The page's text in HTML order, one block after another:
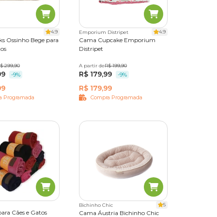
um
4.9
Ossinho Bege para
G299,90
-9%
Programada
Emporium Distripet 4.9
Cama Cupcake Emporium
Distripet
P M G
A partir deR$ 199,90
R$ 179,99 -9%
R$ 179,99
Compra Programada
Cães e Gatos
Bichinho Chic 5
Cama Áustria Bichinho Chic